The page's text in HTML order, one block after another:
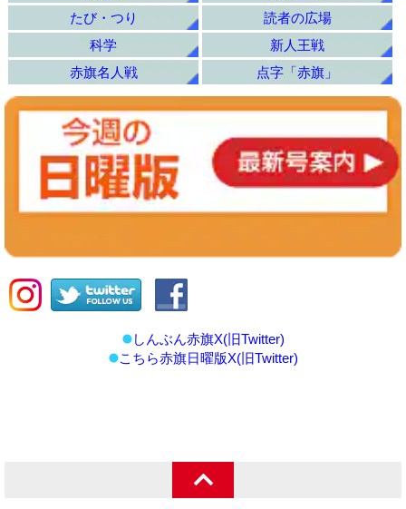
たび・つり
読者の広場
科学
新人王戦
赤旗名人戦
点字「赤旗」
しんぶん赤旗X(旧Twitter)
こちら赤旗日曜版X(旧Twitter)